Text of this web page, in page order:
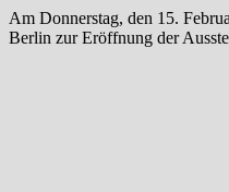
Am Donnerstag, den 15.
Berlin zur Eröffnung der